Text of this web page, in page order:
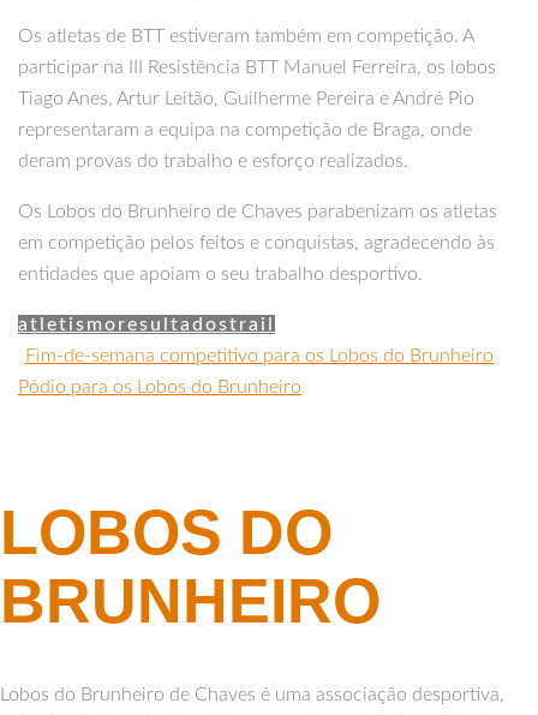
Os atletas de BTT estiveram também em competição. A
participar na III Resistência BTT Manuel Ferreira, os lobos
Tiago Anes, Artur Leitão, Guilherme Pereira e André Pio
representaram a equipa na competição de Braga, onde
deram provas do trabalho e esforço realizados.
Os Lobos do Brunheiro de Chaves parabenizam os atletas
em competição pelos feitos e conquistas, agradecendo às
entidades que apoiam o seu trabalho desportivo.
atletismoresultadostrail
Fim-de-semana competitivo para os Lobos do Brunheiro
Pódio para os Lobos do Brunheiro
LOBOS DO
BRUNHEIRO
Lobos do Brunheiro de Chaves é uma associação desportiva,